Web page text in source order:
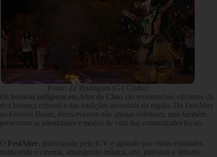
Fonte: Zé Rodrigues (G1 Globo)
Os festivais indígenas em Alter do Chão são testemunhos vibrantes da
rica herança cultural e das tradições ancestrais da região. Do FestAlter
ao Festival Borari, esses eventos não apenas celebram, mas também
preservam as identidades e modos de vida das comunidades locais.
O FestAlter
, patrocinado pelo ICV e apoiado por várias entidades,
transcende o cinema, abrangendo música, arte, palestras e debates.